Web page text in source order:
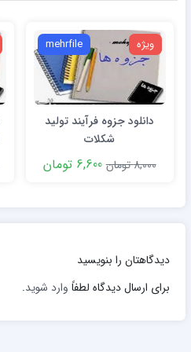
ویژه mehrfile
دانلود جزوه فرآیند تولید
شکلات
8,000 تومان
6,600 تومان
دیدگاهتان را بنویسید
برای ارسال دیدگاه لطفاً وارد شوید.